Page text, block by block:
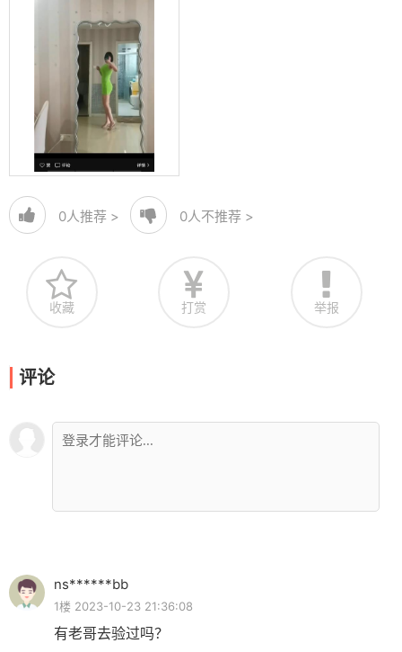
0人推荐 > 0人不推荐 >
收藏 打赏 举报
评论
ns******bb
1楼 2023-10-23 21:36:08
有老哥去验过吗？